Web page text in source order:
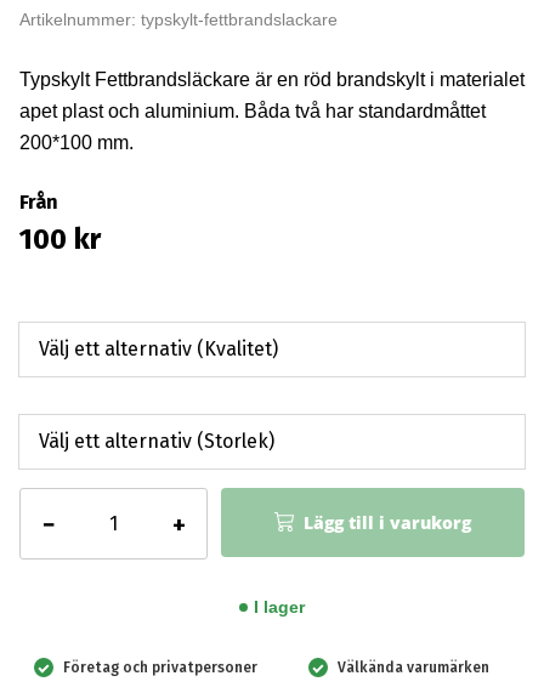
Artikelnummer: typskylt-fettbrandslackare
Typskylt Fettbrandsläckare är en röd brandskylt i materialet
apet plast och aluminium. Båda två har standardmåttet
200*100 mm.
Från
100 kr
−
Typskylt
+ Lägg till i varukorg
I lager
Företag och privatpersoner Välkända varumärken